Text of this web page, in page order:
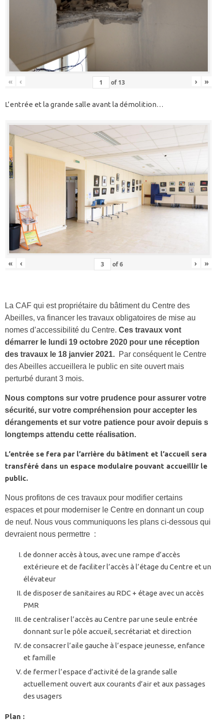
« ‹ of 13 › »
L’entrée et la grande salle avant la démolition…
« ‹ of6 › »
La CAF qui est propriétaire du bâtiment du Centre des
Abeilles, va financer les travaux obligatoires de mise au
nomes d’accessibilité du Centre. Ces travaux vont
démarrer le lundi 19 octobre 2020 pour une réception
des travaux le 18 janvier 2021. Par conséquent le Centre
des Abeilles accueillera le public en site ouvert mais
perturbé durant 3 mois.
Nous comptons sur votre prudence pour assurer votre
sécurité, sur votre compréhension pour accepter les
dérangements et sur votre patience pour avoir depuis s
longtemps attendu cette réalisation.
L’entrée se fera par l’arrière du bâtiment et l’accueil sera
transféré dans un espace modulaire pouvant accueillir le
public.
Nous profitons de ces travaux pour modifier certains
espaces et pour moderniser le Centre en donnant un coup
de neuf. Nous vous communiquons les plans ci-dessous qui
devraient nous permettre :
de donner accès à tous, avec une rampe d’accès
extérieure et de faciliter l’accès à l’étage du Centre et un
élévateur
de disposer de sanitaires au RDC + étage avec un accès
PMR
de centraliser l’accès au Centre par une seule entrée
donnant sur le pôle accueil, secrétariat et direction
de consacrer l’aile gauche à l’espace jeunesse, enfance
et famille
de fermer l’espace d’activité de la grande salle
actuellement ouvert aux courants d’air et aux passages
des usagers
Plan :